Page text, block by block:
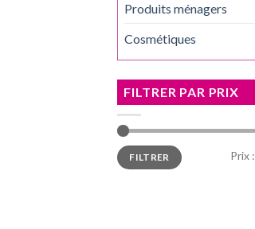
Produits ménagers
Cosmétiques
FILTRER PAR PRIX
FILTRER Prix :